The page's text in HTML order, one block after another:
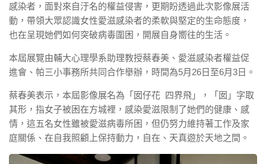
感染者，面對來自汙名的權益侵害，更期盼透過此次影像展活
動，帶領大眾認識女性愛滋感染者的柔軟與堅定的生命態度，
也在呈現她們如何突破病毒圍困，開展自身嚮往的生活。
本屆展覽由輔大心理學系助理教授蔡春美、愛滋感染者權益促
進會、帕三小事務所共同合作舉辦，時間為5月26日至6月3日。
蔡春美表示，本屆影像展名為「囡仔花 四界飛」，「囡」字取
其形，指女子被困在方城裡，感染愛滋限制了她們的健康、感
情，這五名女性雖被愛滋病毒所困，但仍努力維持著工作及家
庭關係、在自我照顧上保持動力，自在、天真遊於天地之間。